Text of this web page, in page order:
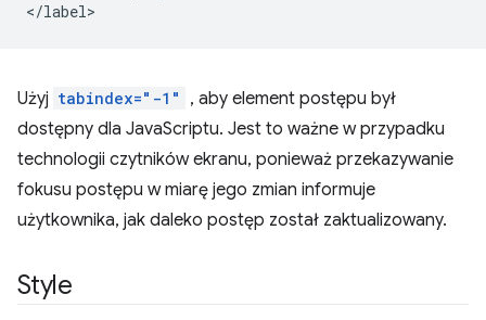
Użyj tabindex="-1"
, aby element postępu był
dostępny dla JavaScriptu. Jest to ważne w przypadku
technologii czytników ekranu, ponieważ przekazywanie
fokusu postępu w miarę jego zmian informuje
użytkownika, jak daleko postęp został zaktualizowany.
Style